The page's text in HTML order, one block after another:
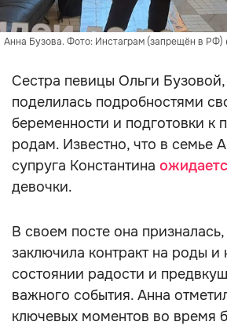
Анна Бузова. Фото: Инстаграм (запрещён в РФ)
Сестра певицы Ольги
поделилась подробностями
беременности и подготовки к
родам. Известно, что в семье
супруга Константина
девочки.
В своем посте она
заключила контракт на роды и
состоянии радости и
важного события. Анна
ключевых моментов во время